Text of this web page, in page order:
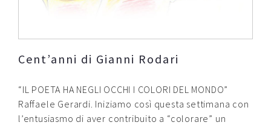
Cent’anni di Gianni Rodari
“IL POETA HA NEGLI OCCHI I COLORI DEL MONDO”
Raffaele Gerardi. Iniziamo così questa settimana con
l’entusiasmo di aver contribuito a “colorare” un